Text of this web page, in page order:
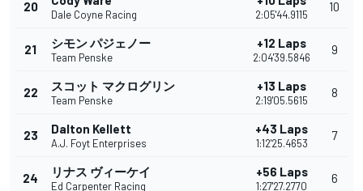
20
Dale Coyne Racing 2:05'44.9115
10
21 シモン パジェノー
Team Penske
+12 Laps
2:04'39.5846
9
22 スコット マクログリン
Team Penske
+13 Laps
2:19'05.5615
8
23 Dalton Kellett
A.J. Foyt Enterprises
+43 Laps
1:12'25.4653
7
24 リナス ヴィーケイ
Ed Carpenter Racing
+56 Laps
1:27'27.2770
6